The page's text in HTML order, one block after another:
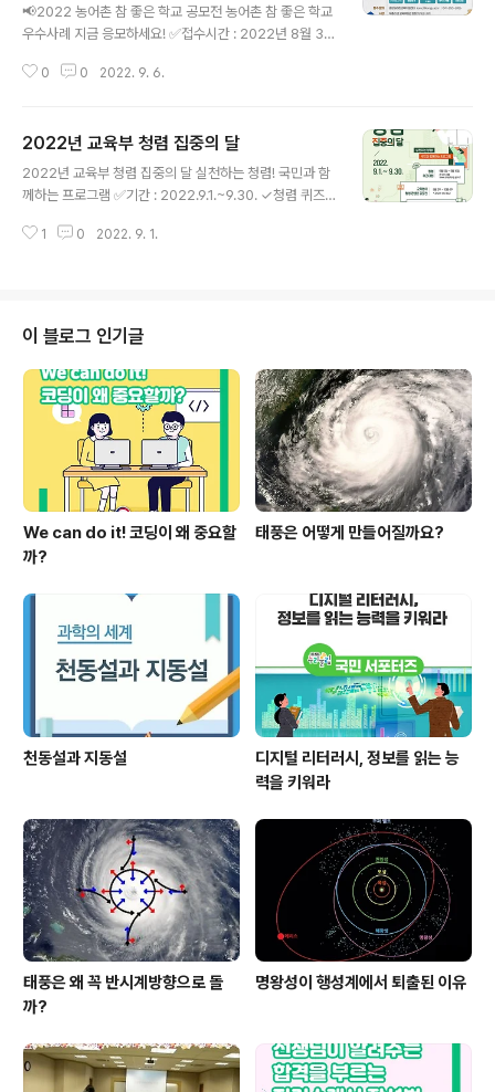
📢2022 농어촌 참 좋은 학교 공모전 농어촌 참 좋은 학교
우수사례 지금 응모하세요! ✅접수시간 : 2022년 8월 31
및 도서벽지 지역 초중고 학교 ✅방식 : 대상 학교 자율 응
086 ✅시상 : 부총리 겸 교육부장관 표창 (15개교 내외)
▶ 자세히 보기 : https://bit.ly/3qjPl5G #교육부 #농어
촌 #참좋은학교 #우수사례 #도서벽지지역 #초중고 #장
0 0 2022. 9. 6.
2022년 교육부 청렴 집중의 달
2022년 교육부 청렴 집중의 달 실천하는 청렴! 국민과 함
께하는 프로그램 ✅기간 : 2022.9.1.~9.30. ✓청렴 퀴즈
콘텐츠 공모전 : 9월 2주~10월 4주 (추후 공지 예정) ✓지
1 0 2022. 9. 1.
이 블로그 인기글
We can do it! 코딩이 왜 중요할
까?
태풍은 어떻게 만들어질까요?
천동설과 지동설
디지털 리터러시, 정보를 읽는 능
력을 키워라
태풍은 왜 꼭 반시계방향으로 돌
까?
명왕성이 행성계에서 퇴출된 이유